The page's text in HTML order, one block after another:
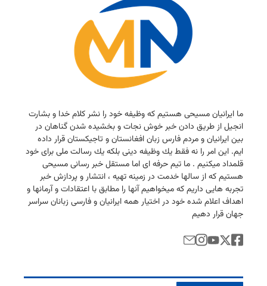
ما ایرانیان مسیحی هستیم كه وظیفه خود را نشر كلام خدا و بشارت
انجیل از طریق دادن خبر خوش نجات و بخشیده شدن گناهان در
بین ایرانیان و مردم فارس زبان افغانستان و تاجیكستان قرار داده
ایم. این امر را نه فقط یك وظیفه دینی بلكه یك رسالت ملی برای خود
قلمداد میكنیم . ما تیم حرفه ای اما مستقل خبر رسانی مسیحی
هستیم كه از سالها خدمت در زمینه تهیه ، انتشار و پردازش خبر
تجربه هایی داریم كه میخواهیم آنها را مطابق با اعتقادات و آرمانها و
اهداف اعلام شده خود در اختیار همه ایرانیان و فارسی زبانان سراسر
جهان قرار دهیم